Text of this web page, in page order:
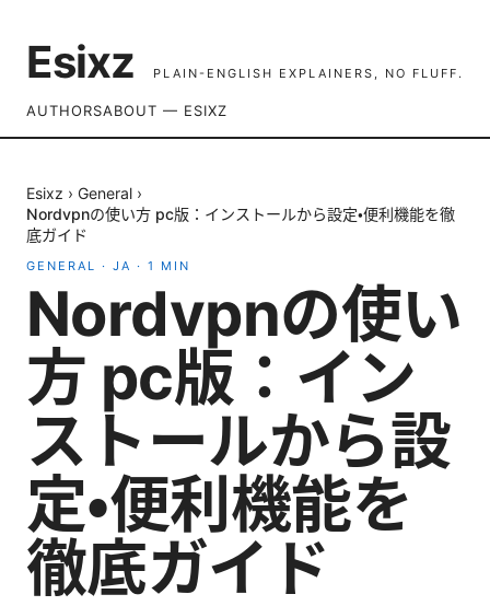
Esixz PLAIN-ENGLISH EXPLAINERS, NO FLUFF.
AUTHORSABOUT — ESIXZ
Esixz › General ›
Nordvpnの使い方 pc版：インストールから設定・便利機能を徹
底ガイド
GENERAL · JA · 1 MIN
Nordvpnの使い
方 pc版：イン
ストールから設
定・便利機能を
徹底ガイド